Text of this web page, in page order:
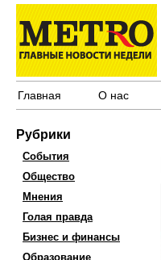
Главная О нас
Рубрики
События
Общество
Мнения
Голая правда
Бизнес и финансы
Образование